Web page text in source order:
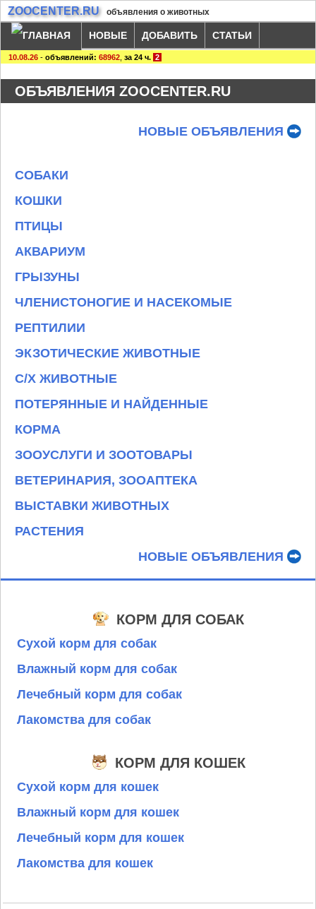
ZOOCENTER.RU объявления о животных
НОВЫЕ ДОБАВИТЬ СТАТЬИ
10.08.26 - объявлений: 68962 за 24 ч. 2
ОБЪЯВЛЕНИЯ ZOOCENTER.RU
НОВЫЕ ОБЪЯВЛЕНИЯ
СОБАКИ
КОШКИ
ПТИЦЫ
АКВАРИУМ
ГРЫЗУНЫ
ЧЛЕНИСТОНОГИЕ И НАСЕКОМЫЕ
РЕПТИЛИИ
ЭКЗОТИЧЕСКИЕ ЖИВОТНЫЕ
С/Х ЖИВОТНЫЕ
ПОТЕРЯННЫЕ И НАЙДЕННЫЕ
КОРМА
ЗООУСЛУГИ И ЗООТОВАРЫ
ВЕТЕРИНАРИЯ, ЗООАПТЕКА
ВЫСТАВКИ ЖИВОТНЫХ
РАСТЕНИЯ
НОВЫЕ ОБЪЯВЛЕНИЯ
КОРМ ДЛЯ СОБАК
Сухой корм для собак
Влажный корм для собак
Лечебный корм для собак
Лакомства для собак
КОРМ ДЛЯ КОШЕК
Сухой корм для кошек
Влажный корм для кошек
Лечебный корм для кошек
Лакомства для кошек